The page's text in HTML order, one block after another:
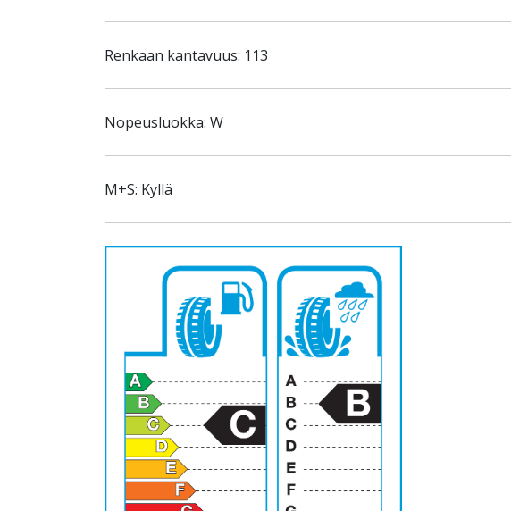
Renkaan kantavuus: 113
Nopeusluokka: W
M+S: Kyllä